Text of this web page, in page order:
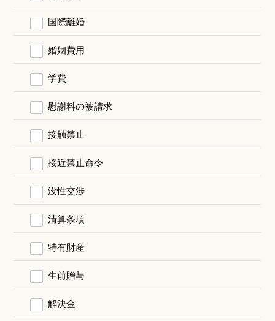
国際離婚
婚姻費用
学費
慰謝料の被請求
接触禁止
接近禁止命令
没性交渉
清算条項
特有財産
生前贈与
解決金